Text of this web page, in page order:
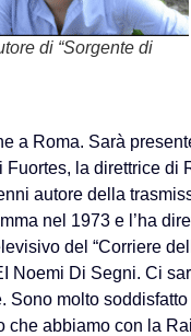
di “Sorgente di
a Roma. Sarà
Fuortes, la direttrice
autore della
nel 1973 e l’ha
del “Corriere
Noemi Di Segni. Ci
Sono molto
che abbiamo con la